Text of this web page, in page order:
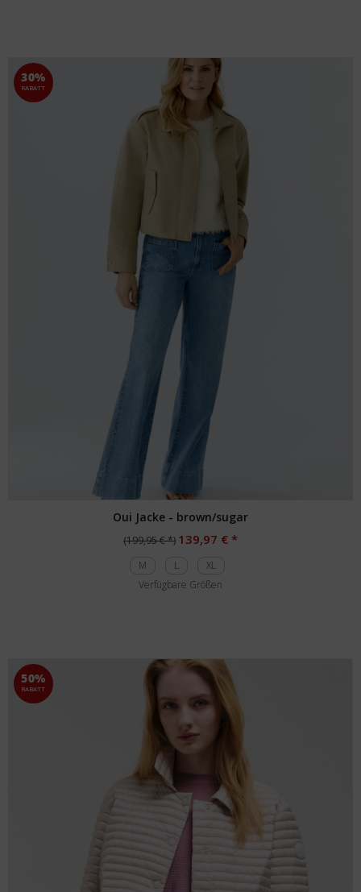
30%
RABATT
Oui Jacke - brown/sugar
(199,95 € *) 139,97 € *
M L
XL
Verfügbare Größen
50%
RABATT